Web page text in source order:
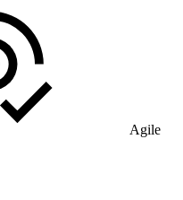
Agile